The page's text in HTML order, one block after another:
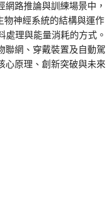
路推論與訓練場景中，
神經系統的結構與運作
理與能量消耗的方式。
聯網、穿戴裝置及自動駕
心原理、創新突破與未來